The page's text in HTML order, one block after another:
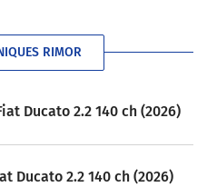
RIMOR
Ducato 2.2 140 ch (2026)
Ducato 2.2 140 ch (2026)